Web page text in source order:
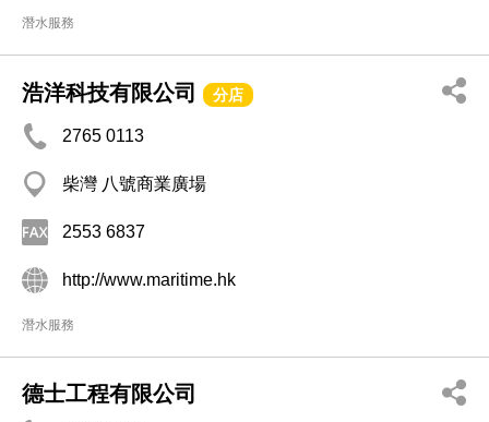
潛水服務
浩洋科技有限公司 分店
2765 0113
柴灣 八號商業廣場
2553 6837
http://www.maritime.hk
潛水服務
德士工程有限公司